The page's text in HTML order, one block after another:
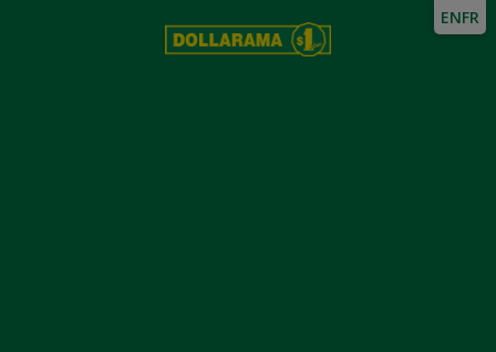
ENFR